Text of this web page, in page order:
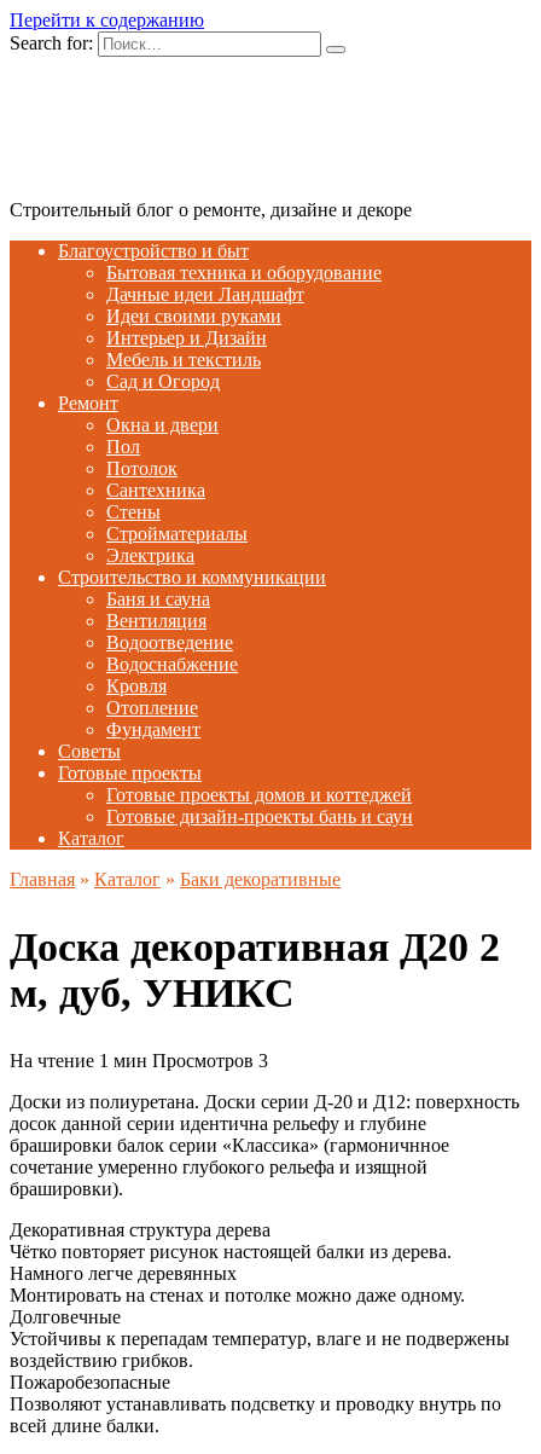
Перейти к содержанию
Search for:
Строительный блог о ремонте, дизайне и декоре
Благоустройство и быт
Бытовая техника и оборудование
Дачные идеи Ландшафт
Идеи своими руками
Интерьер и Дизайн
Мебель и текстиль
Сад и Огород
Ремонт
Окна и двери
Пол
Потолок
Сантехника
Стены
Стройматериалы
Электрика
Строительство и коммуникации
Баня и сауна
Вентиляция
Водоотведение
Водоснабжение
Кровля
Отопление
Фундамент
Советы
Готовые проекты
Готовые проекты домов и коттеджей
Готовые дизайн-проекты бань и саун
Каталог
Главная » Каталог » Баки декоративные
Доска декоративная Д20 2
м, дуб, УНИКС
На чтение 1 мин Просмотров 3
Доски из полиуретана. Доски серии Д-20 и Д12: поверхность
досок данной серии идентична рельефу и глубине
брашировки балок серии «Классика» (гармоничнное
сочетание умеренно глубокого рельефа и изящной
брашировки).
Декоративная структура дерева
Чётко повторяет рисунок настоящей балки из дерева.
Намного легче деревянных
Монтировать на стенах и потолке можно даже одному.
Долговечные
Устойчивы к перепадам температур, влаге и не подвержены
воздействию грибков.
Пожаробезопасные
Позволяют устанавливать подсветку и проводку внутрь по
всей длине балки.